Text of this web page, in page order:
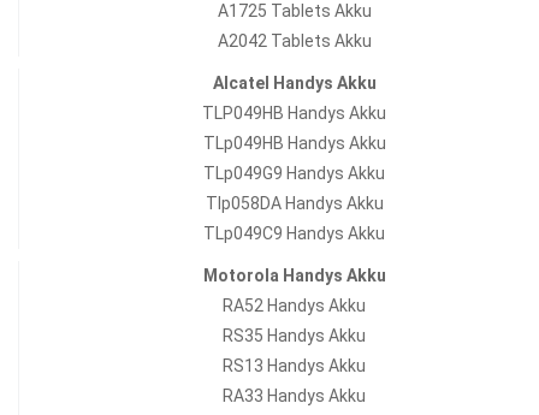
A1725 Tablets Akku
A2042 Tablets Akku
Alcatel Handys Akku
TLP049HB Handys Akku
TLp049HB Handys Akku
TLp049G9 Handys Akku
Tlp058DA Handys Akku
TLp049C9 Handys Akku
Motorola Handys Akku
RA52 Handys Akku
RS35 Handys Akku
RS13 Handys Akku
RA33 Handys Akku